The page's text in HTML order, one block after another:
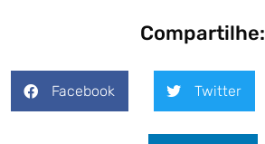
Compartilhe:
Facebook Twitter